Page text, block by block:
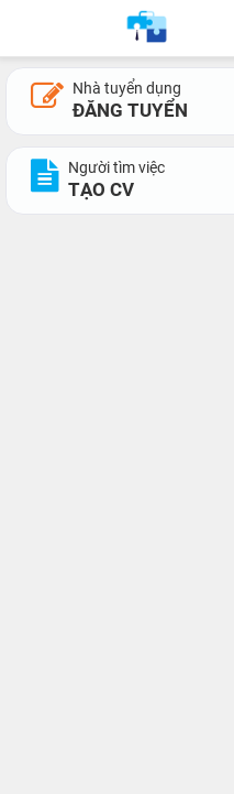
Nhà tuyển dụng
ĐĂNG TUYỂN
Người tìm việc
TẠO CV